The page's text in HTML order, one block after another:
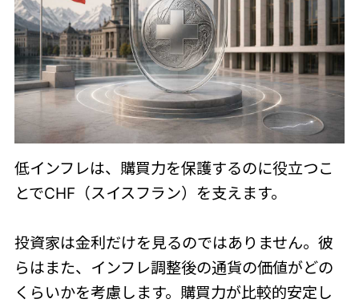
低インフレは、購買力を保護するのに役立つこ
とでCHF（スイスフラン）を支えます。
投資家は金利だけを見るのではありません。彼
らはまた、インフレ調整後の通貨の価値がどの
くらいかを考慮します。購買力が比較的安定し